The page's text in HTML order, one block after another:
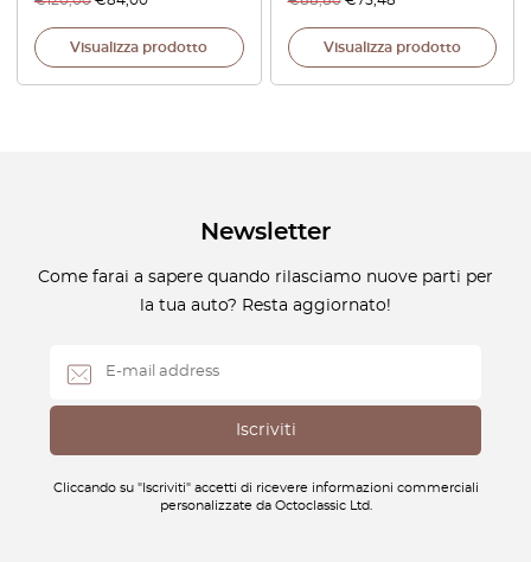
Visualizza prodotto Visualizza prodotto
Newsletter
Come farai a sapere quando rilasciamo nuove parti per
la tua auto? Resta aggiornato!
Cliccando su "Iscriviti" accetti di ricevere informazioni commerciali
personalizzate da Octoclassic Ltd.